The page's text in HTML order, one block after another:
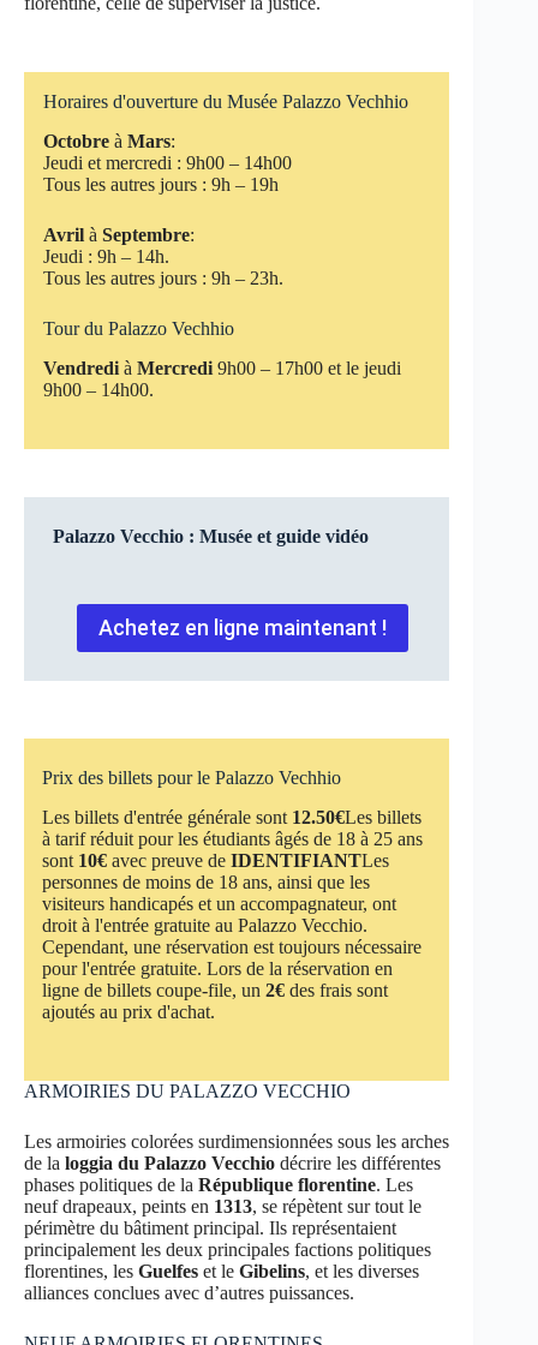
Horaires d'ouverture du Musée Palazzo Vechhio
Octobre à Mars:
Jeudi et mercredi : 9h00 – 14h00
Tous les autres jours : 9h – 19h
Avril à Septembre:
Jeudi : 9h – 14h.
Tous les autres jours : 9h – 23h.
Tour du Palazzo Vechhio
Vendredi à Mercredi 9h00 – 17h00 et le jeudi
9h00 – 14h00.
Palazzo Vecchio : Musée et guide vidéo
Achetez en ligne maintenant !
Prix des billets pour le Palazzo Vechhio
Les billets d'entrée générale sont 12.50€Les billets
à tarif réduit pour les étudiants âgés de 18 à 25 ans
sont 10€ avec preuve de IDENTIFIANTLes
personnes de moins de 18 ans, ainsi que les
visiteurs handicapés et un accompagnateur, ont
droit à l'entrée gratuite au Palazzo Vecchio.
Cependant, une réservation est toujours nécessaire
pour l'entrée gratuite. Lors de la réservation en
ligne de billets coupe-file, un 2€ des frais sont
ajoutés au prix d'achat.
ARMOIRIES DU PALAZZO VECCHIO
Les armoiries colorées surdimensionnées sous les arches
de la loggia du Palazzo Vecchio décrire les différentes
phases politiques de la République florentine. Les
neuf drapeaux, peints en 1313, se répètent sur tout le
périmètre du bâtiment principal. Ils représentaient
principalement les deux principales factions politiques
florentines, les Guelfes et le Gibelins, et les diverses
alliances conclues avec d’autres puissances.